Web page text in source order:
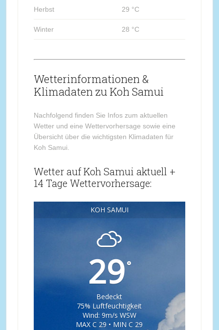
Herbst 29 °C
Winter 28 °C
Wetterinformationen &
Klimadaten zu Koh Samui
Nachfolgend finden Sie Infos zum aktuellen
Wetter und eine Wettervorhersage sowie eine
Übersicht über die wichtigsten Klimadaten für
Koh Samui.
Wetter auf Koh Samui aktuell +
14 Tage Wettervorhersage:
KOH SAMUI
29°
Bedeckt
75% Luftfeuchtigkeit
Wind: 9m/s WSW
MAX C 29 • MIN C 29